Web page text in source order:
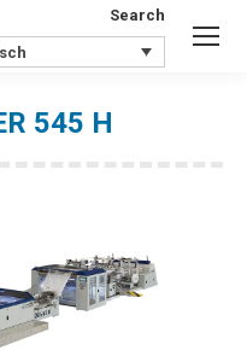
Search:
Search
545 H